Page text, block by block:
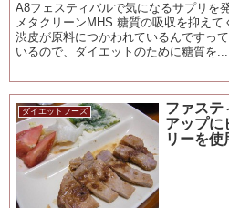
A8フェスティバルで気になるサプリ
メタクリーンMHS 糖質の吸収を抑え
渋皮が原料につかわれているんですっ
いるので、ダイエットのために糖質を...
ダイエットフーズ
ファステ
アップに
リーを